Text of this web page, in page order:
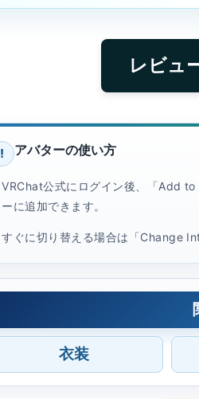
レビュ
! アバターの使い方
VRChat公式にログイン後、「Add
ーに追加できます。
すぐに切り替える場合は「Change
衣装